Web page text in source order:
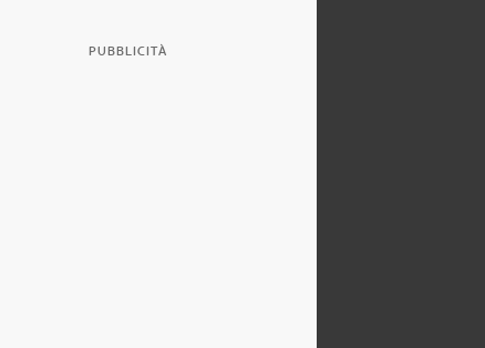
PUBBLICITÀ